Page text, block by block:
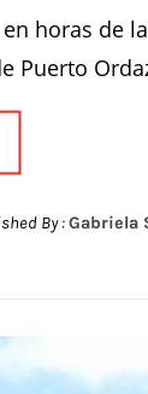
horas de
Puerto
By :Gabriela